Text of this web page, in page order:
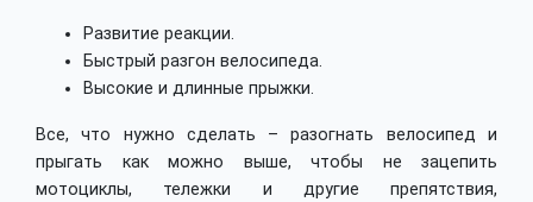
Развитие реакции.
Быстрый разгон велосипеда.
Высокие и длинные прыжки.
Все, что нужно сделать – разогнать велосипед и
прыгать как можно выше, чтобы не зацепить
мотоциклы, тележки и другие препятствия,